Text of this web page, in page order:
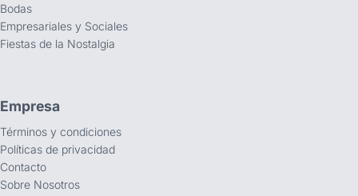
Bodas
Empresariales y Sociales
Fiestas de la Nostalgia
Empresa
Términos y condiciones
Políticas de privacidad
Contacto
Sobre Nosotros